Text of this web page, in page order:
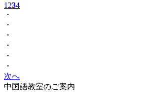
1 234
・
・
・
・
・
・
次へ
中国語教室のご案内